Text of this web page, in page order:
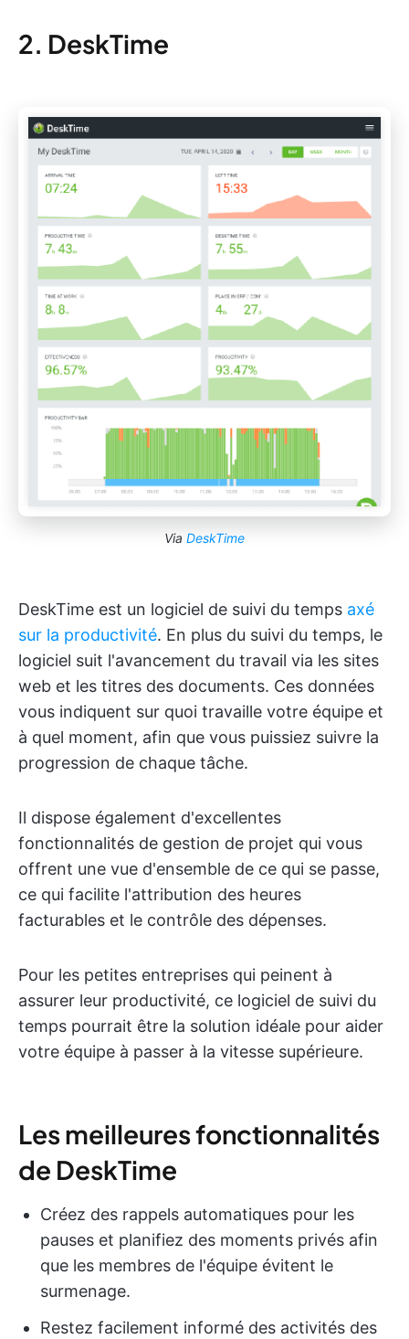
2. DeskTime
Via DeskTime
DeskTime est un logiciel de suivi du temps axé
sur la productivité. En plus du suivi du temps, le
logiciel suit l'avancement du travail via les sites
web et les titres des documents. Ces données
vous indiquent sur quoi travaille votre équipe et
à quel moment, afin que vous puissiez suivre la
progression de chaque tâche.
Il dispose également d'excellentes
fonctionnalités de gestion de projet qui vous
offrent une vue d'ensemble de ce qui se passe,
ce qui facilite l'attribution des heures
facturables et le contrôle des dépenses.
Pour les petites entreprises qui peinent à
assurer leur productivité, ce logiciel de suivi du
temps pourrait être la solution idéale pour aider
votre équipe à passer à la vitesse supérieure.
Les meilleures fonctionnalités
de DeskTime
Créez des rappels automatiques pour les
pauses et planifiez des moments privés afin
que les membres de l'équipe évitent le
surmenage.
Restez facilement informé des activités des